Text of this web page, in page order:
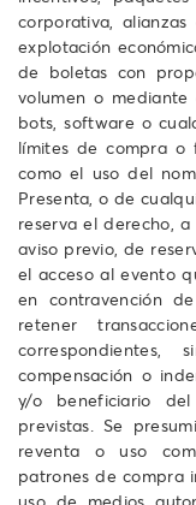
corporativa,
explotación
de boletas con
volumen o mediante
bots, software o
límites de compra o
como el uso del
Presenta, o de
reserva el derecho,
aviso previo, de
el acceso al evento
en contravención
retener
compensación o
y/o beneficiario
previstas. Se
reventa o uso
patrones de compra
uso de medios